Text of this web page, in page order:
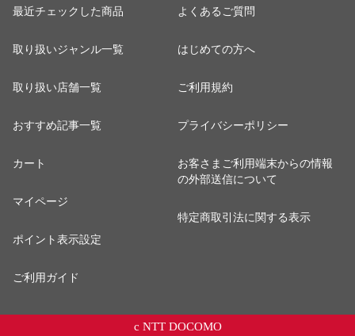
最近チェックした商品
取り扱いジャンル一覧
取り扱い店舗一覧
おすすめ記事一覧
カート
マイページ
ポイント表示設定
ご利用ガイド
よくあるご質問
はじめての方へ
ご利用規約
プライバシーポリシー
お客さまご利用端末からの情報
の外部送信について
特定商取引法に関する表示
c NTT DOCOMO